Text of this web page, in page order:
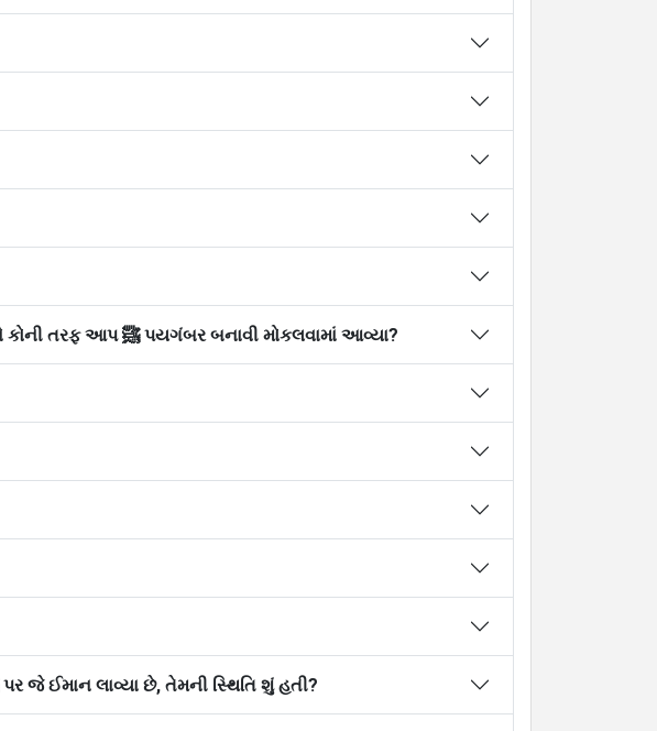
સ. જ્યારે આપને નુબુવ્વ્વ્તની જવાબદારી સોપવામાં આવી ત્યારે આ ﷺની ઉમર કેટલી હતી? અને કોની તરફ આપ ﷺ પયગંબર બનાવી મોકલવામાં આવ્યા?
સ. ૧૮ આપ ﷺ એ જ્યારે જાહેરમાં ઇસ્લામનો પ્રચાર કરવાનું શરૂ કર્યું તો આપ ﷺ અને આપ ﷺ પર જે ઈમાન લાવ્યા છે, તેમની સ્થિતિ શું હતી?